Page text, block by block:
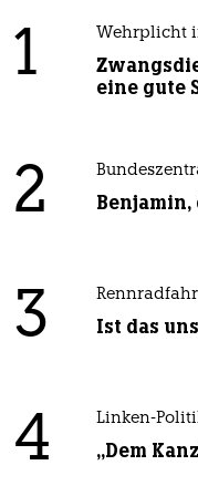
1 Wehrplicht
eine gute
2
3 Ist das
4 Linken-
„Dem